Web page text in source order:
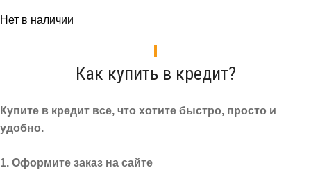
Нет в наличии
Как купить в кредит?
Купите в кредит все, что хотите быстро, просто и
удобно.
1. Оформите заказ на сайте